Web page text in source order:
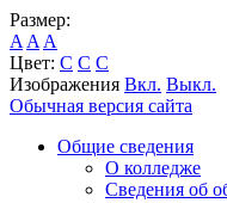
Размер:
A A A
Цвет: C C C
Изображения Вкл. Выкл.
Обычная версия сайта
Общие сведения
О колледже
Сведения об